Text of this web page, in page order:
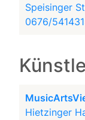
Speisinger
0676/
Hietzinger